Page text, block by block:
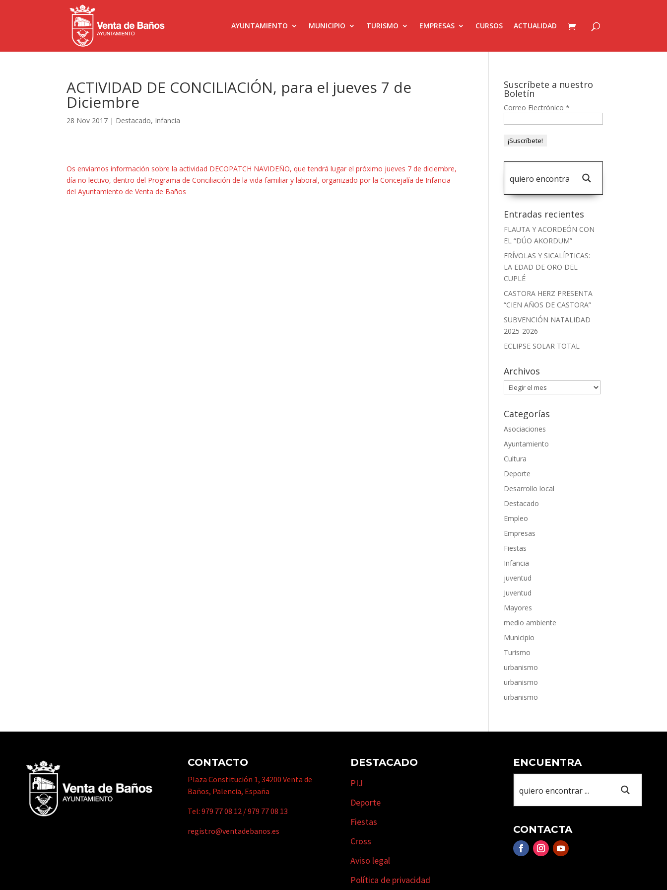
AYUNTAMIENTO MUNICIPIO TURISMO EMPRESAS CURSOS ACTUALIDAD
ACTIVIDAD DE CONCILIACIÓN, para el jueves 7 de
Diciembre
28 Nov 2017 | Destacado, Infancia
Os enviamos información sobre la actividad DECOPATCH NAVIDEÑO, que tendrá lugar el próximo jueves 7 de diciembre,
día no lectivo, dentro del Programa de Conciliación de la vida familiar y laboral, organizado por la Concejalía de Infancia
del Ayuntamiento de Venta de Baños
Suscríbete a nuestro
Boletín
Correo Electrónico*
Entradas recientes
FLAUTA Y ACORDEÓN CON
EL “DÚO AKORDUM”
FRÍVOLAS Y SICALÍPTICAS:
LA EDAD DE ORO DEL
CUPLÉ
CASTORA HERZ PRESENTA
“CIEN AÑOS DE CASTORA”
SUBVENCIÓN NATALIDAD
2025-2026
ECLIPSE SOLAR TOTAL
Archivos
Archivos
Categorías
Asociaciones
Ayuntamiento
Cultura
Deporte
Desarrollo local
Destacado
Empleo
Empresas
Fiestas
Infancia
juventud
Juventud
Mayores
medio ambiente
Municipio
Turismo
urbanismo
urbanismo
urbanismo
CONTACTO
Plaza Constitución 1, 34200 Venta de
Baños, Palencia, España
Tel:979 77 08 12 /979 77 08 13
registro@ventadebanos.es
DESTACADO
PIJ
Deporte
Fiestas
Cross
Aviso legal
Política de privacidad
ENCUENTRA
CONTACTA